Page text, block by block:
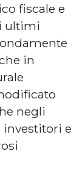
fiscale e
ultimi
in
negli
investitori e